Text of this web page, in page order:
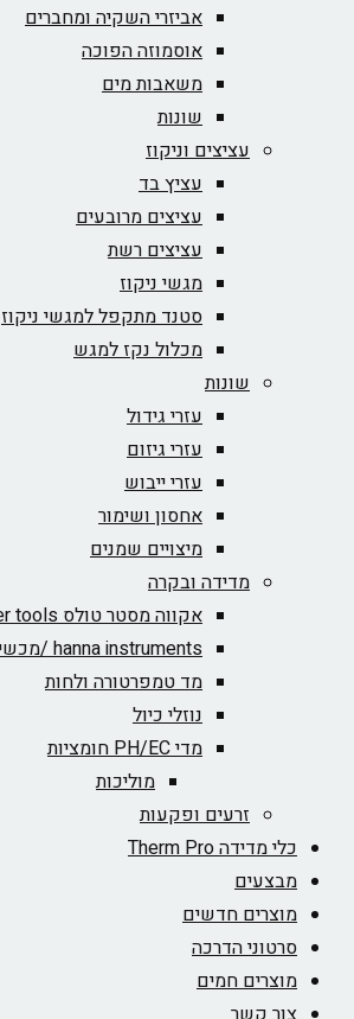
אביזרי השקיה ומחברים
אוסמוזה הפוכה
משאבות מים
שונות
עציצים וניקוז
עציץ בד
עציצים מרובעים
עציצים רשת
מגשי ניקוז
סטנד מתקפל למגשי ניקוז
מכלול נקז למגש
שונות
עזרי גידול
עזרי גיזום
עזרי ייבוש
אחסון ושימור
מיצויים שמנים
מדידה ובקרה
אקווה מסטר טולס Aqua Master tools
hanna instruments /מכשירים האנה
מד טמפרטורה ולחות
נוזלי כיול
מדי PH/EC חומציות
מוליכות
זרעים ופקעות
כלי מדידה Therm Pro
מבצעים
מוצרים חדשים
סרטוני הדרכה
מוצרים חמים